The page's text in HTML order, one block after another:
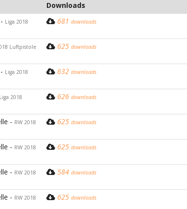
Downloads
Liga 2018
681 downloads
Luftpistole
625 downloads
Liga 2018
632 downloads
Liga 2018
626 downloads
- RW 2018
625 downloads
- RW 2018
625 downloads
- RW 2018
584 downloads
- RW 2018
625 downloads